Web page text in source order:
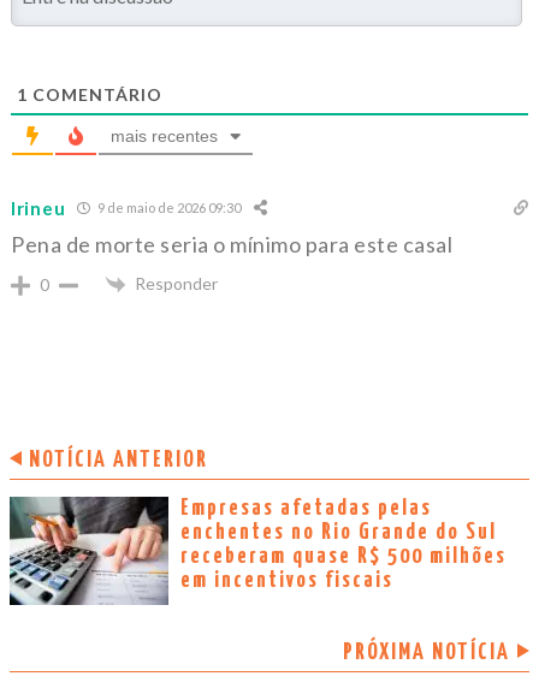
1 COMENTÁRIO
mais recentes
Irineu 9 de maio de 2026 09:30
Pena de morte seria o mínimo para este casal
0 Responder
NOTÍCIA ANTERIOR
Empresas afetadas pelas
enchentes no Rio Grande do Sul
receberam quase R$ 500 milhões
em incentivos fiscais
PRÓXIMA NOTÍCIA